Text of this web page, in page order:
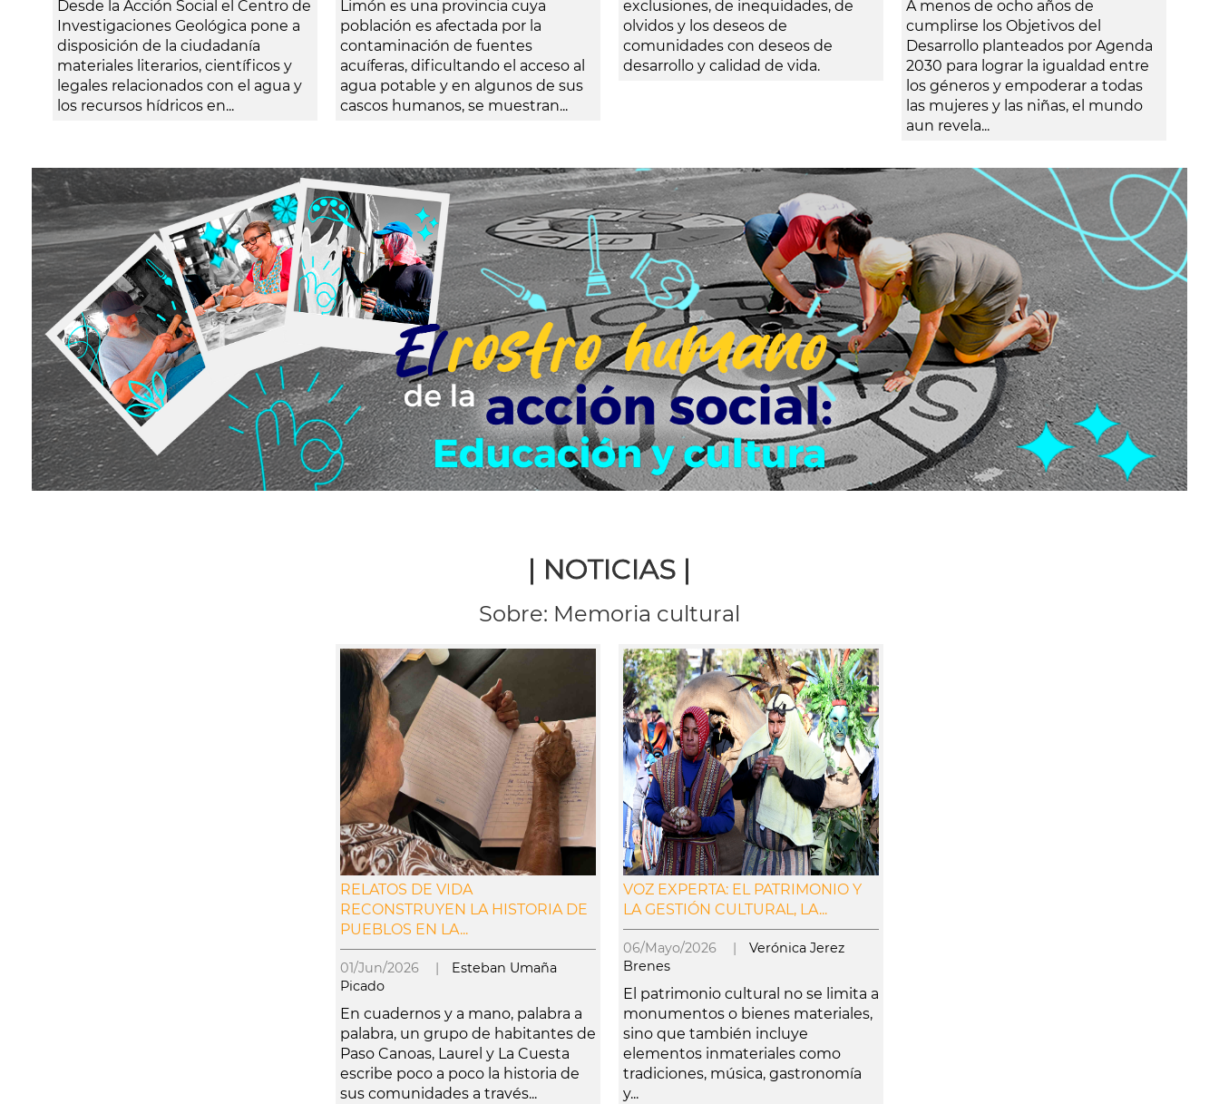
Desde la Acción Social el Centro de
Investigaciones Geológica pone a
disposición de la ciudadanía
materiales literarios, científicos y
legales relacionados con el agua y
los recursos hídricos en...
Limón es una provincia cuya
población es afectada por la
contaminación de fuentes
acuíferas, dificultando el acceso al
agua potable y en algunos de sus
cascos humanos, se muestran...
exclusiones, de inequidades, de
olvidos y los deseos de
comunidades con deseos de
desarrollo y calidad de vida.
A menos de ocho años de
cumplirse los Objetivos del
Desarrollo planteados por Agenda
2030 para lograr la igualdad entre
los géneros y empoderar a todas
las mujeres y las niñas, el mundo
aun revela...
| NOTICIAS |
Sobre: Memoria cultural
RELATOS DE VIDA
RECONSTRUYEN LA HISTORIA DE
PUEBLOS EN LA...
01/Jun/2026 | Esteban Umaña
Picado
En cuadernos y a mano, palabra a
palabra, un grupo de habitantes de
Paso Canoas, Laurel y La Cuesta
escribe poco a poco la historia de
sus comunidades a través...
VOZ EXPERTA: EL PATRIMONIO Y
LA GESTIÓN CULTURAL, LA...
06/Mayo/2026 | Verónica Jerez
Brenes
El patrimonio cultural no se limita a
monumentos o bienes materiales,
sino que también incluye
elementos inmateriales como
tradiciones, música, gastronomía
y...